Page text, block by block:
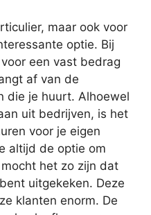
maar ook voor
optie. Bij
een vast bedrag
af van de
die je huurt. Alhoewel
uit bedrijven, is het
voor je eigen
altijd de optie om
het zo zijn dat
uitgekeken. Deze
klanten enorm. De